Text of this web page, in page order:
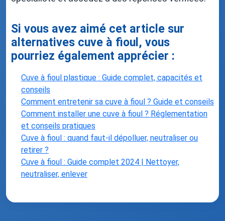
Si vous avez aimé cet article sur
alternatives cuve à fioul, vous
pourriez également apprécier :
Cuve à fioul plastique : Guide complet, capacités et
conseils
Comment entretenir sa cuve à fioul ? Guide et conseils
Comment installer une cuve à fioul ? Réglementation
et conseils pratiques
Cuve à fioul : quand faut-il dépolluer, neutraliser ou
retirer ?
Cuve à fioul : Guide complet 2024 | Nettoyer,
neutraliser, enlever